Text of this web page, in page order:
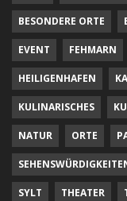
BESONDERE ORTE
EVENT FEHMARN
HEILIGENHAFEN
KULINARISCHES
NATUR ORTE
SYLT THEATER